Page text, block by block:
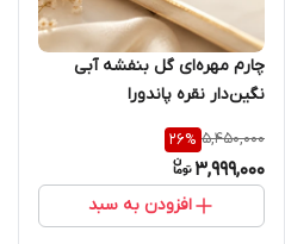
چارم مهره‌ای گل بنفشه آبی
نگین‌دار نقره پاندورا
5,450,000
26%
3,999,000
افزودن به سبد